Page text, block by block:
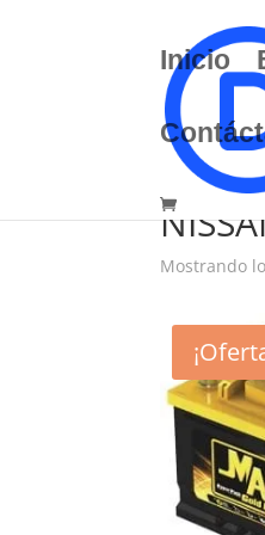
Inicio
Inicio/
Mostrando